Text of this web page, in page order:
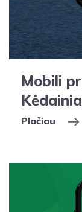
Mobili
Plačiau